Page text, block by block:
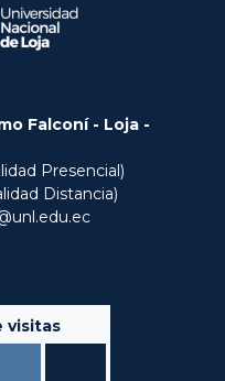
Falconí - Loja -
Presencial)
Distancia)
visitas